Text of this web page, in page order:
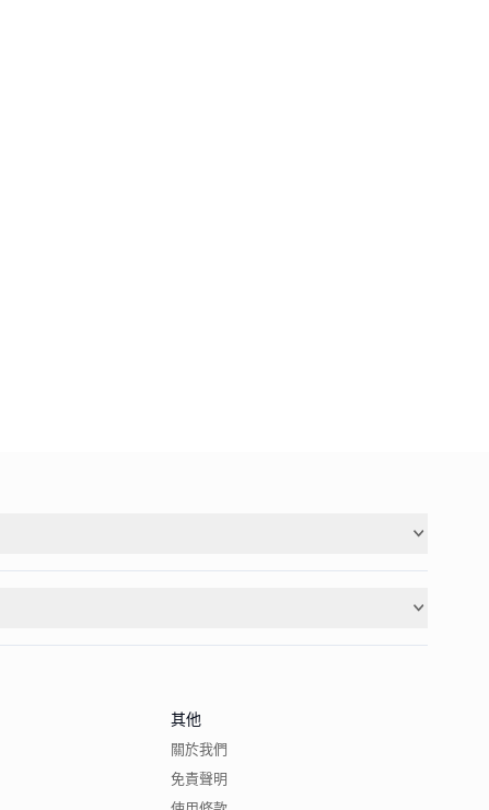
其他
關於我們
免責聲明